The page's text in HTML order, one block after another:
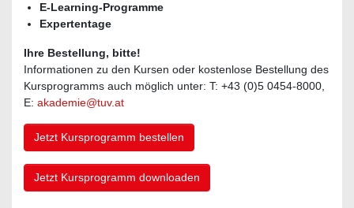
E-Learning-Programme
Expertentage
Ihre Bestellung, bitte!
Informationen zu den Kursen oder kostenlose Bestellung des
Kursprogramms auch möglich unter: T: +43 (0)5 0454-8000,
E: akademie@tuv.at
Jetzt Kursprogramm bestellen
Jetzt Kursprogramm downloaden